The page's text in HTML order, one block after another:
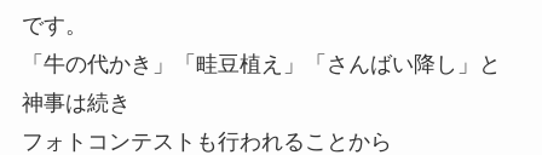
です。
「牛の代かき」「畦豆植え」「さんばい降し」と
神事は続き
フォトコンテストも行われることから